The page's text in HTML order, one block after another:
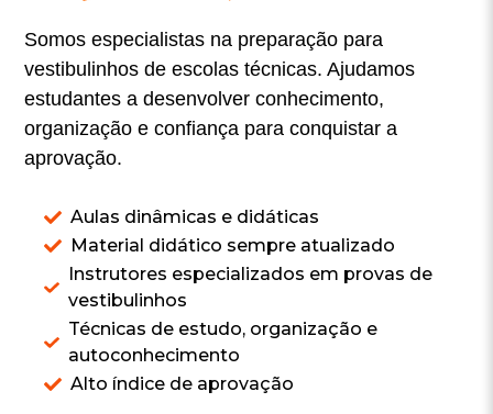
Somos especialistas na preparação para
vestibulinhos de escolas técnicas. Ajudamos
estudantes a desenvolver conhecimento,
organização e confiança para conquistar a
aprovação.
Aulas dinâmicas e didáticas
Material didático sempre atualizado
Instrutores especializados em provas de
vestibulinhos
Técnicas de estudo, organização e
autoconhecimento
Alto índice de aprovação